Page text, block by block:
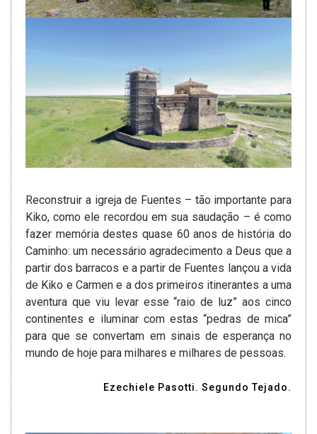
Reconstruir a igreja de Fuentes – tão importante para
Kiko, como ele recordou em sua saudação – é como
fazer memória destes quase 60 anos de história do
Caminho: um necessário agradecimento a Deus que a
partir dos barracos e a partir de Fuentes lançou a vida
de Kiko e Carmen e a dos primeiros itinerantes a uma
aventura que viu levar esse “raio de luz” aos cinco
continentes e iluminar com estas “pedras de mica”
para que se convertam em sinais de esperança no
mundo de hoje para milhares e milhares de pessoas.
Ezechiele Pasotti. Segundo Tejado.